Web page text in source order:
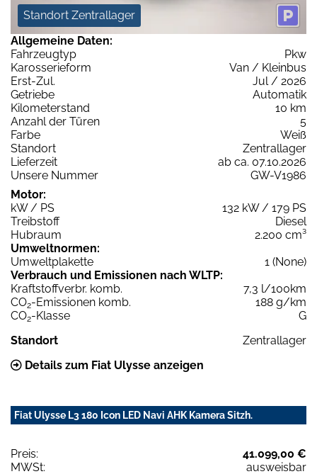
Standort Zentrallager
Allgemeine Daten:
Fahrzeugtyp
Pkw
Karosserieform
Van / Kleinbus
Erst-Zul.
Jul / 2026
Getriebe
Automatik
Kilometerstand
10 km
Anzahl der Türen
5
Farbe
Weiß
Standort
Zentrallager
Lieferzeit
ab ca. 07.10.2026
Unsere Nummer
GW-V1986
Motor:
kW / PS
132 kW / 179 PS
Treibstoff
Diesel
Hubraum
2.200 cm³
Umweltnormen:
Umweltplakette
1 (None)
Verbrauch und Emissionen nach WLTP:
Kraftstoffverbr. komb.
7,3 l/100km
CO2-Emissionen komb.
188 g/km
CO2-Klasse
G
Standort
Zentrallager
Details zum Fiat Ulysse anzeigen
Fiat Ulysse L3 180 Icon LED Navi AHK Kamera Sitzh.
Preis:
41.099,00 €
MWSt:
ausweisbar